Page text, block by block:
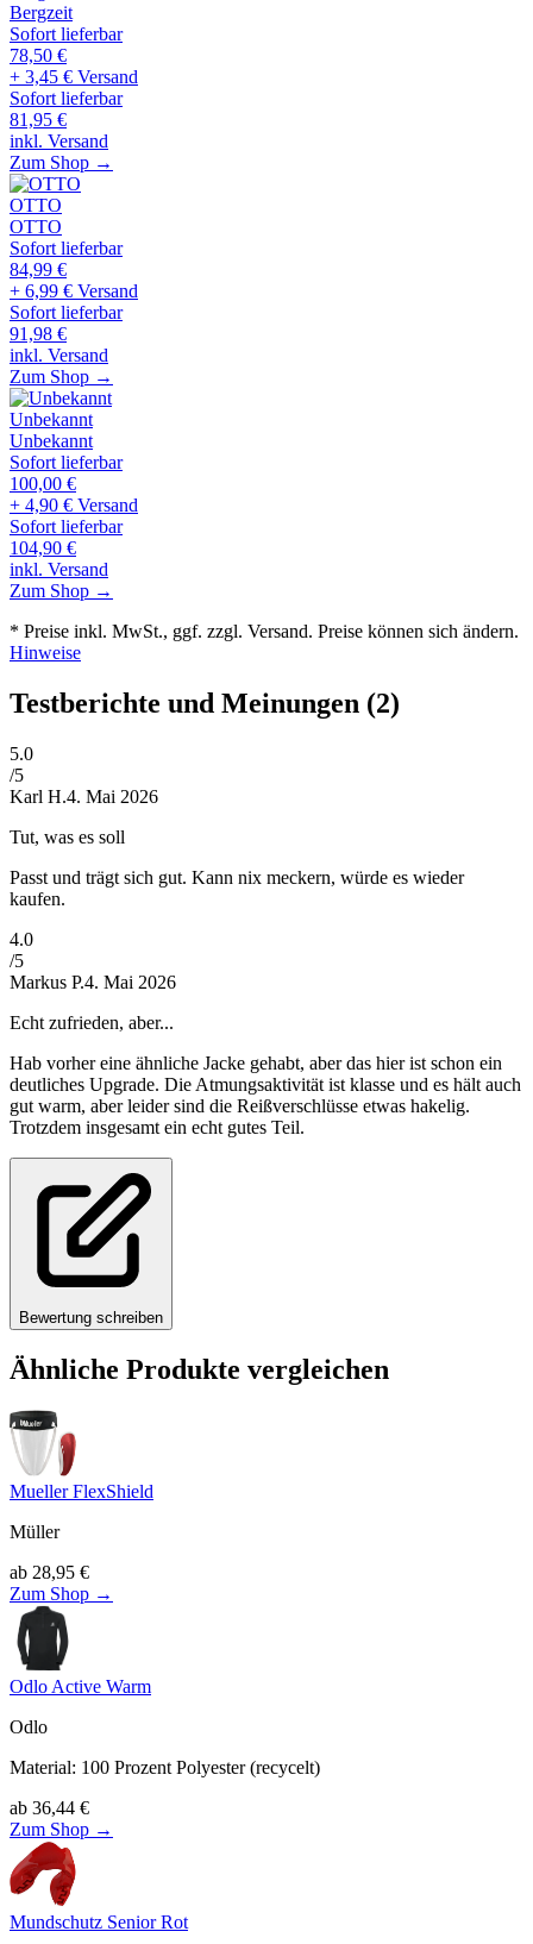
Bergzeit
Sofort lieferbar
78,50 €
+ 3,45 € Versand
Sofort lieferbar
81,95 €
inkl. Versand
Zum Shop →
OTTO
OTTO
Sofort lieferbar
84,99 €
+ 6,99 € Versand
Sofort lieferbar
91,98 €
inkl. Versand
Zum Shop →
Unbekannt
Unbekannt
Sofort lieferbar
100,00 €
+ 4,90 € Versand
Sofort lieferbar
104,90 €
inkl. Versand
Zum Shop →
* Preise inkl. MwSt., ggf. zzgl. Versand. Preise können sich ändern.
Hinweise
Testberichte und Meinungen (2)
5.0
/5
Karl H.4. Mai 2026
Tut, was es soll
Passt und trägt sich gut. Kann nix meckern, würde es wieder
kaufen.
4.0
/5
Markus P.4. Mai 2026
Echt zufrieden, aber...
Hab vorher eine ähnliche Jacke gehabt, aber das hier ist schon ein
deutliches Upgrade. Die Atmungsaktivität ist klasse und es hält auch
gut warm, aber leider sind die Reißverschlüsse etwas hakelig.
Trotzdem insgesamt ein echt gutes Teil.
Bewertung schreiben
Ähnliche Produkte vergleichen
Mueller FlexShield
Müller
ab 28,95 €
Zum Shop →
Odlo Active Warm
Odlo
Material: 100 Prozent Polyester (recycelt)
ab 36,44 €
Zum Shop →
Mundschutz Senior Rot